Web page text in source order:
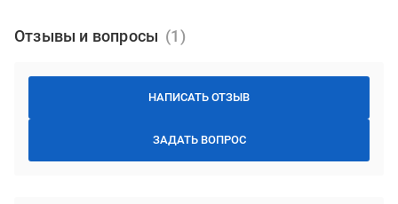
Отзывы и вопросы
НАПИСАТЬ ОТЗЫВ
ЗАДАТЬ ВОПРОС